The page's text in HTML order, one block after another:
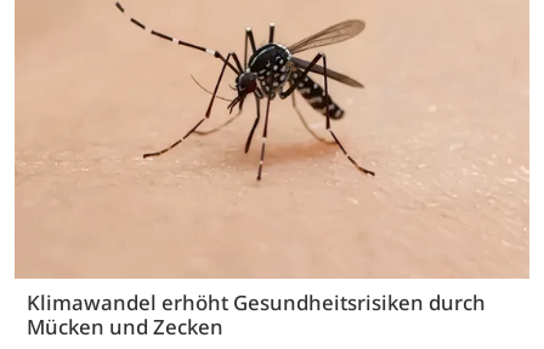
Klimawandel erhöht Gesundheitsrisiken durch
Mücken und Zecken